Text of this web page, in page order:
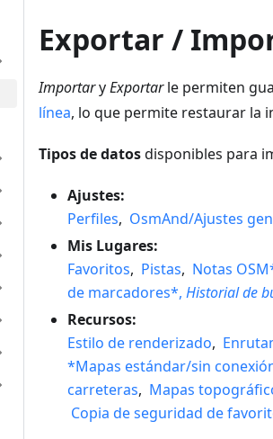
Exportar /
ImportaryExportarle permiten
línea, lo que permite restaurar la
Tipos de datosdisponibles para
Ajustes:
Perfiles, OsmAnd/Ajustes
Mis Lugares:
Favoritos, Pistas, Notas
de marcadores*, Historial de
Recursos:
Estilo de renderizado,
*Mapas estándar/sin
carreteras, Mapas
Copia de seguridad de